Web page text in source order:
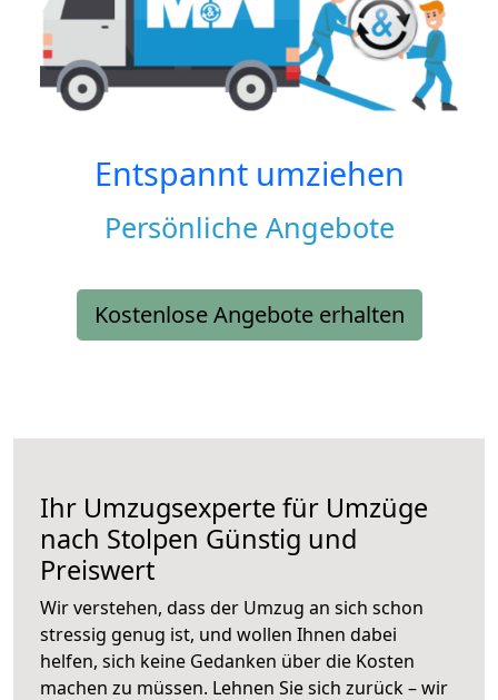
Entspannt umziehen
Persönliche Angebote
Kostenlose Angebote erhalten
Ihr Umzugsexperte für Umzüge
nach Stolpen Günstig und
Preiswert
Wir verstehen, dass der Umzug an sich schon
stressig genug ist, und wollen Ihnen dabei
helfen, sich keine Gedanken über die Kosten
machen zu müssen. Lehnen Sie sich zurück – wir